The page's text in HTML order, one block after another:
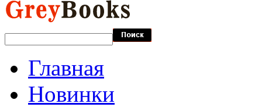
Главная
Новинки